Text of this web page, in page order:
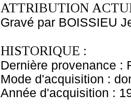
ATTRIBUTION
Gravé par BOISSIEU
HISTORIQUE :
Dernière provenance :
Mode d'acquisition :
Année d'acquisition :